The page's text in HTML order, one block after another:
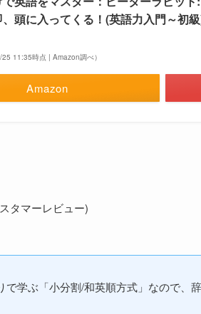
頭に入ってくる！(英語力入門～初
25 11:35時点 | Amazon調べ）
Amazon
マーレビュー)
学ぶ「小分割/和英順方式」なので、